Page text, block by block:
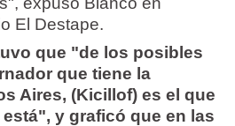
El Destape.
que "de los posibles
que tiene la
Aires, (Kicillof) es el que
y graficó que en las